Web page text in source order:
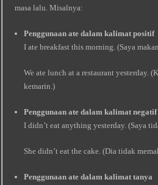
masa lalu. Misalnya:
Penggunaan ate dalam kalimat positif
I ate breakfast this morning. (Saya
We ate lunch at a restaurant yesterday.
kemarin.)
Penggunaan ate dalam kalimat negatif
I didn’t eat anything yesterday. (Saya
She didn’t eat the cake. (Dia tidak
Penggunaan ate dalam kalimat tanya